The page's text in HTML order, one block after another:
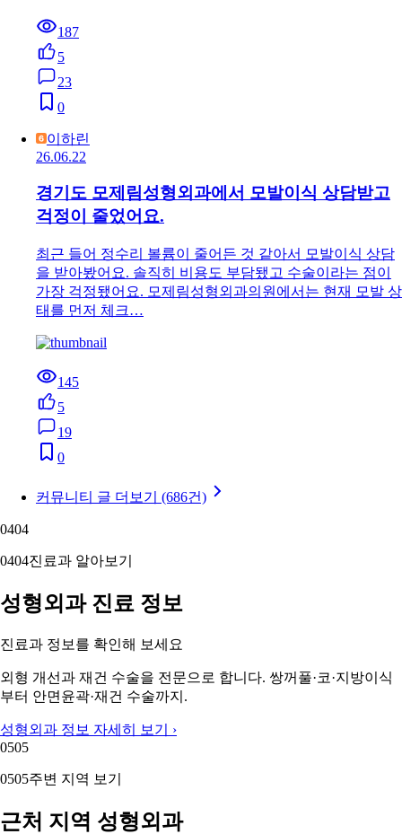
187
5
23
0
이하린
26.06.22
경기도 모제림성형외과에서 모발이식 상담받고
걱정이 줄었어요.
최근 들어 정수리 볼륨이 줄어든 것 같아서 모발이식 상담
을 받아봤어요. 솔직히 비용도 부담됐고 수술이라는 점이
가장 걱정됐어요. 모제림성형외과의원에서는 현재 모발 상
태를 먼저 체크…
145
5
19
0
커뮤니티 글 더보기 (686건)
0404
0404진료과 알아보기
성형외과 진료 정보
진료과 정보를 확인해 보세요
외형 개선과 재건 수술을 전문으로 합니다. 쌍꺼풀·코·지방이식
부터 안면윤곽·재건 수술까지.
성형외과 정보 자세히 보기 ›
0505
0505주변 지역 보기
근처 지역 성형외과